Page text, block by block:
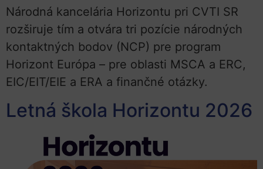
Národná kancelária Horizontu pri CVTI SR
rozširuje tím a otvára tri pozície národných
kontaktných bodov (NCP) pre program
Horizont Európa – pre oblasti MSCA a ERC,
EIC/EIT/EIE a ERA a finančné otázky.
Letná škola Horizontu 2026